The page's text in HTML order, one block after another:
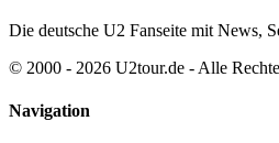
Die deutsche U2 Fanseite mit News,
© 2000 - 2026 U2tour.de - Alle
Navigation